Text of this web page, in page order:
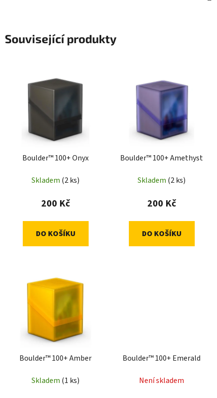
Související produkty
Boulder™ 100+ Onyx
Skladem (2 ks)
200 Kč
DO KOŠÍKU
Boulder™ 100+ Amethyst
Skladem (2 ks)
200 Kč
DO KOŠÍKU
Boulder™ 100+ Amber
Skladem (1 ks)
Boulder™ 100+ Emerald
Není skladem